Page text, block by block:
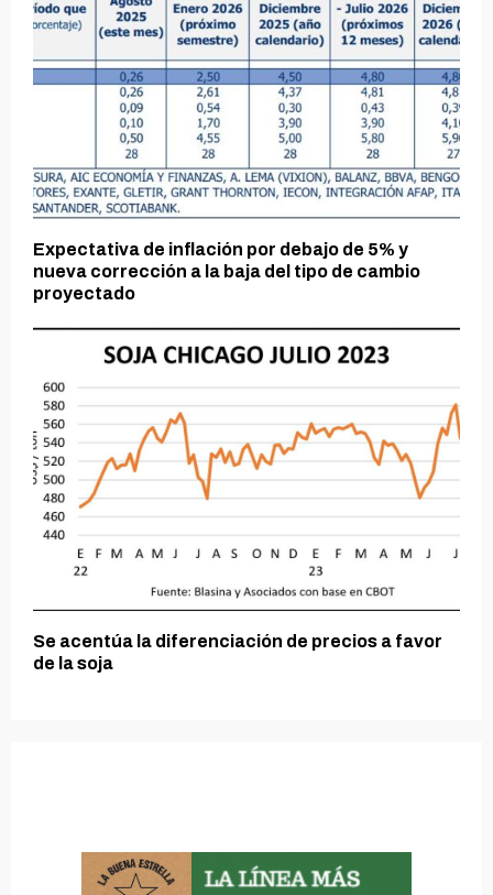
Expectativa de inflación por debajo de 5% y
nueva corrección a la baja del tipo de cambio
proyectado
Se acentúa la diferenciación de precios a favor
de la soja